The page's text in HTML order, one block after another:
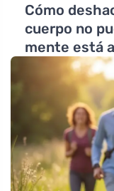
Cómo
cuerpo no
mente está